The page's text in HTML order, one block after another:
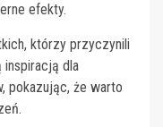
efekty.
którzy przyczynili
inspiracją dla
pokazując, że warto